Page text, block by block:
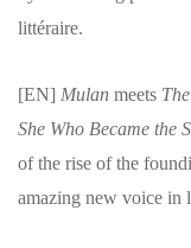
littéraire.
[EN] Mulan meets
She Who Became the
of the rise of the
amazing new voice in